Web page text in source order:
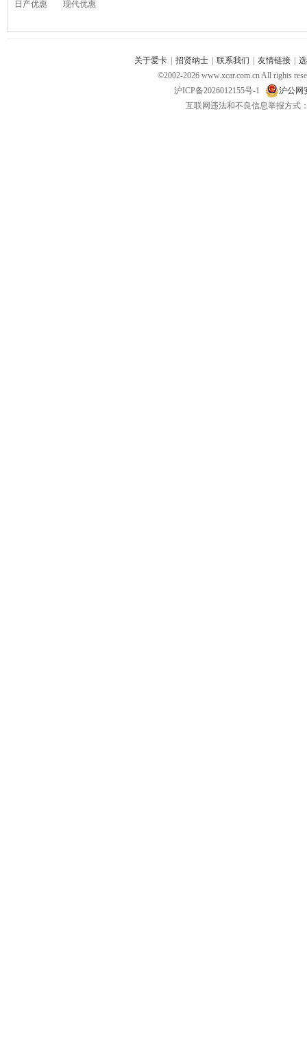
日产优惠 现代优惠
关于爱卡 招贤纳士 联系我们 友情链接
©2002-2026 www.xcar.com.cn All rights
沪ICP备2026012155号-1
沪公网
互联网违法和不良信息举报方式